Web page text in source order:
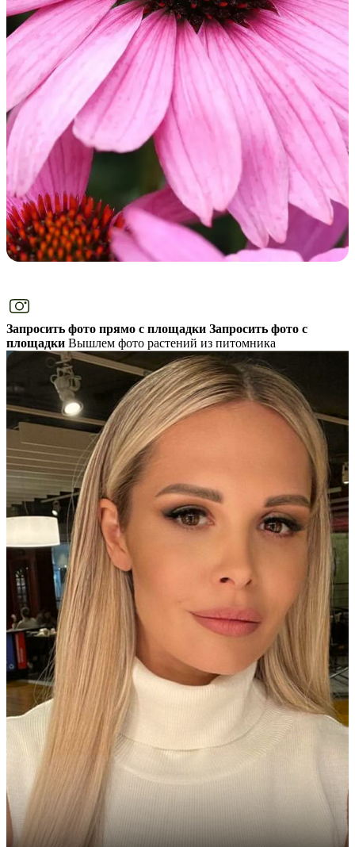
Запросить фото прямо с площадки Запросить фото с
площадки Вышлем фото растений из питомника